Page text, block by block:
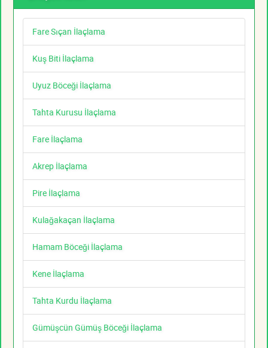
Fare Sıçan İlaçlama
Kuş Biti İlaçlama
Uyuz Böceği İlaçlama
Tahta Kurusu İlaçlama
Fare İlaçlama
Akrep İlaçlama
Pire İlaçlama
Kulağakaçan İlaçlama
Hamam Böceği İlaçlama
Kene İlaçlama
Tahta Kurdu İlaçlama
Gümüşcün Gümüş Böceği İlaçlama